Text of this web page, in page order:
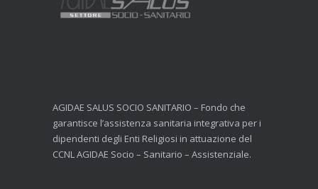
AGIDAE SALUS SOCIO SANITARIO – Fondo che
garantisce l’assistenza sanitaria integrativa per i
dipendenti degli Enti Religiosi in attuazione del
CCNL AGIDAE Socio – Sanitario – Assistenziale.